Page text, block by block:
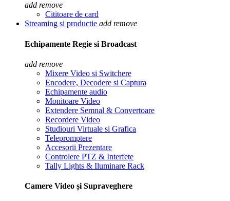
add remove
Cititoare de card
Streaming si productie add remove
Echipamente Regie si Broadcast
add remove
Mixere Video si Switchere
Encodere, Decodere si Captura
Echipamente audio
Monitoare Video
Extendere Semnal & Convertoare
Recordere Video
Studiouri Virtuale si Grafica
Telepromptere
Accesorii Prezentare
Controlere PTZ & Interfețe
Tally Lights & Iluminare Rack
Camere Video și Supraveghere